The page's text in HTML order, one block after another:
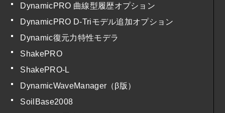
DynamicPRO 曲線型履歴オプション
DynamicPRO D-Triモデル追加オプション
Dynamic復元力特性モデラ
ShakePRO
ShakePRO-L
DynamicWaveManager（β版）
SoilBase2008